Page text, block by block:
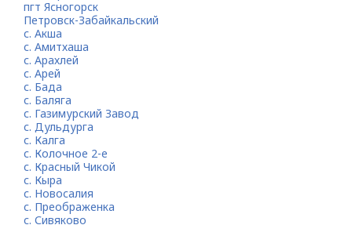
пгт Ясногорск
Петровск-Забайкальский
с. Акша
с. Амитхаша
с. Арахлей
с. Арей
с. Бада
с. Баляга
с. Газимурский Завод
с. Дульдурга
с. Калга
с. Колочное 2-е
с. Красный Чикой
с. Кыра
с. Новосалия
с. Преображенка
с. Сивяково